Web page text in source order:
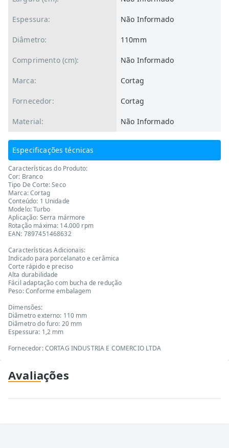
Espessura: Não Informado
Diâmetro: 110mm
Comprimento (cm): Não Informado
Marca: Cortag
Fornecedor: Cortag
Material: Não Informado
Especificações técnicas
Características do Produto:
Cor: Branco
Tipo De Corte: Seco
Marca: Cortag
Conteúdo: 1 Unidade
Modelo: Turbo
Aplicação: Serra mármore
Rotação máxima: 14.000 rpm
EAN: 7897451468632
Características Adicionais:
Indicado para porcelanato e cerâmica
Corte rápido e preciso
Alta durabilidade
Fácil adaptação com bucha de redução
Peso: Conforme embalagem
Dimensões:
Diâmetro externo: 110 mm
Diâmetro do furo: 20 mm
Espessura: 1,2 mm
Fornecedor: CORTAG INDUSTRIA E COMERCIO LTDA
Avaliações